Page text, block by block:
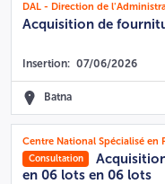
Acquisition de
Insertion: 07/06/2026
Batna
Consultation
en 06 lots en 06 lots